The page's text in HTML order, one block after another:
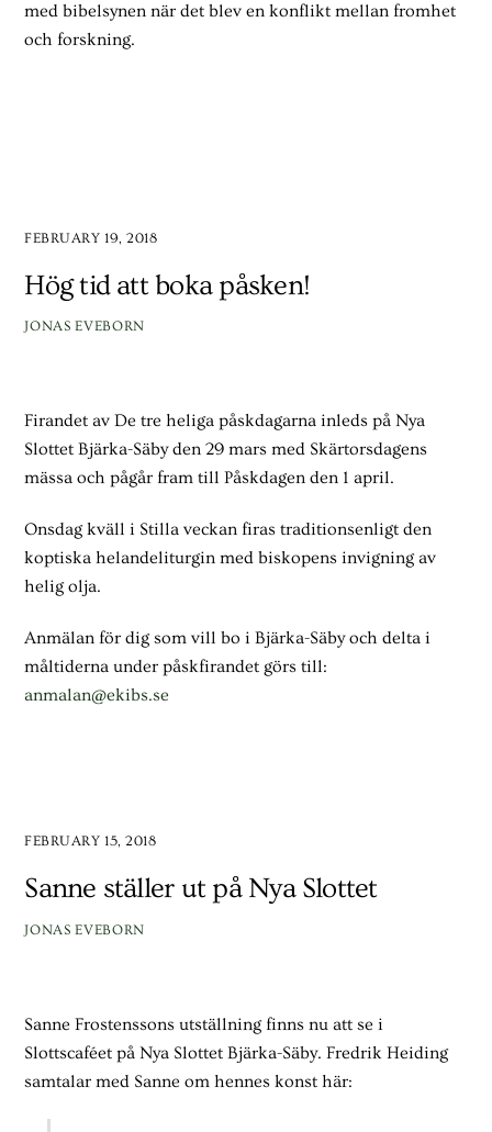
med bibelsynen när det blev en konflikt mellan fromhet
och forskning.
FEBRUARY 19, 2018
Hög tid att boka påsken!
JONAS EVEBORN
Firandet av De tre heliga påskdagarna inleds på Nya
Slottet Bjärka-Säby den 29 mars med Skärtorsdagens
mässa och pågår fram till Påskdagen den 1 april.
Onsdag kväll i Stilla veckan firas traditionsenligt den
koptiska helandeliturgin med biskopens invigning av
helig olja.
Anmälan för dig som vill bo i Bjärka-Säby och delta i
måltiderna under påskfirandet görs till:
anmalan@ekibs.se
FEBRUARY 15, 2018
Sanne ställer ut på Nya Slottet
JONAS EVEBORN
Sanne Frostenssons utställning finns nu att se i
Slottscaféet på Nya Slottet Bjärka-Säby. Fredrik Heiding
samtalar med Sanne om hennes konst här: